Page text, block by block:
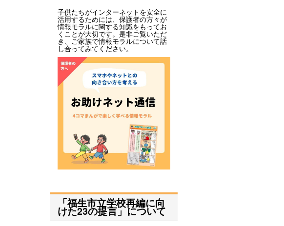
子供たちがインターネットを安全に
活用するためには、保護者の方々が
情報モラルに関する知識をもってお
くことが大切です。是非ご覧いただ
き、ご家族で情報モラルについて話
し合ってみてください。
「福生市立学校再編に向
けた23の提言」について